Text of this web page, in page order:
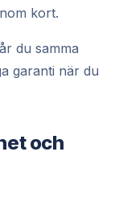
kort.
du samma
garanti när du
och